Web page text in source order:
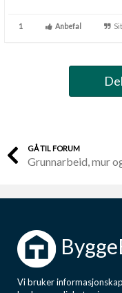
1 Anbefal
GÅ TIL FORUM
Grunnarbeid, mur
Vi bruker